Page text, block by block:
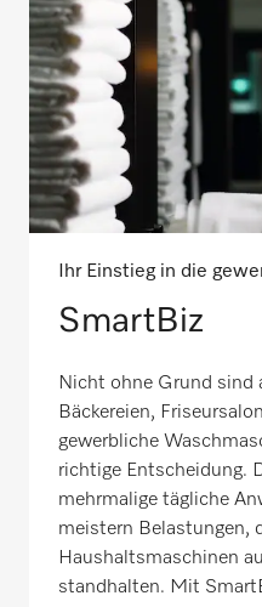
Ihr Einstieg in die
SmartBiz
Nicht ohne Grund sind
Bäckereien,
gewerbliche
richtige Entscheidung.
mehrmalige tägliche
meistern Belastungen,
Haushaltsmaschinen
standhalten. Mit